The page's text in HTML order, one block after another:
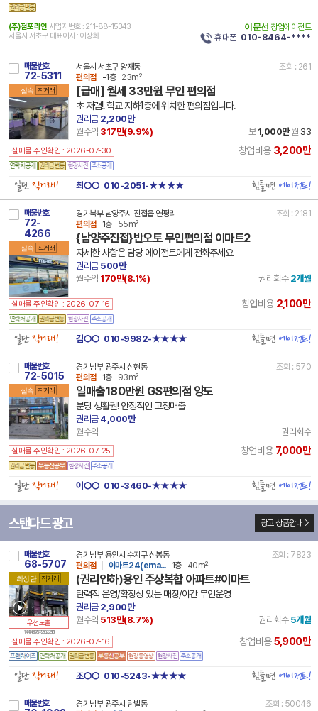
(주)점포라인 사업자번호 : 211-88-15343
서울시 서초구 대표이사 : 이상희
이문선 창업에이전트
휴대폰 010-8464-****
매물번호
72-5311
실속 직거래
서울시 서초구 양재동
조회 : 261
편의점
-1층 23m²
[급매] 월세 33만원 무인 편의점
초 저렴!! 학교 지하1층에 위치한 편의점입니다.
권리금2,200만
월수익 317만(9.9%) 보1,000만월 33
실매물 주인확인 : 2026-07-30 창업비용 3,200만
일단직거래! 최○○ 010-2051-★★★★ 힘들면에이전트!
매물번호
72-
4266
실속 직거래
경기북부 남양주시 진접읍 연평리
조회 : 2181
편의점
1층 55m²
{남양주진접}반오토 무인편의점 이마트2
자세한 사항은 담당 에이전트에게 전화주세요
권리금500만
월수익 170만(8.1%) 권리회수 2개월
실매물 주인확인 : 2026-07-16 창업비용 2,100만
일단직거래! 김○○ 010-9982-★★★★ 힘들면에이전트!
매물번호
72-5015
실속 직거래
경기남부 광주시 신현동
조회 : 570
편의점
1층 93m²
일매출180만원 GS편의점 양도
분당 생활권! 안정적인 고정매출
권리금4,000만
월수익
권리회수
실매물 주인확인 : 2026-07-25 창업비용 7,000만
일단직거래! 이○○ 010-3460-★★★★ 힘들면에이전트!
스탠다드 광고 광고 상품안내
매물번호
68-5707
최상단 직거래
우선노출
14 41465 7877 250226 101
경기남부 용인시 수지구 신봉동
조회 : 7823
편의점
이마트24(ema... 1층 40m²
(권리인하)용인 주상복합 아파트#이마트
탄력적 운영/확장성 있는 매장/야간 무인운영
권리금2,900만
월수익 513만(8.7%) 권리회수 5개월
실매물 주인확인 : 2026-07-16 창업비용5,900만
일단직거래! 조○○ 010-5243-★★★★ 힘들면에이전트!
매물번호 경기남부 광주시 탄벌동
조회 : 50046